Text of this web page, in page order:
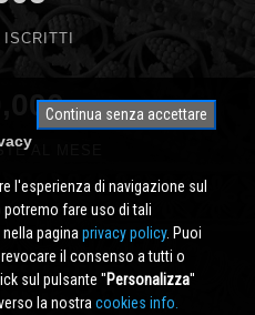
AL MESE
Continua senza accettare
l'esperienza di navigazione sul
fare uso di tali
pagina privacy policy. Puoi
il consenso a tutti o
sul pulsante ''Personalizza''
la nostra cookies info.